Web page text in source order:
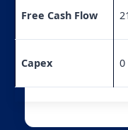
Free Cash Flow
Capex 0